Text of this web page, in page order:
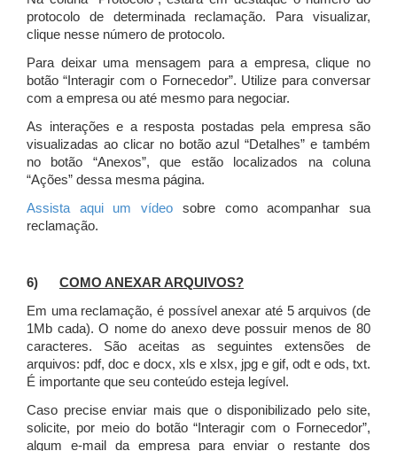
protocolo de determinada reclamação. Para visualizar,
clique nesse número de protocolo.
Para deixar uma mensagem para a empresa, clique no
botão “Interagir com o Fornecedor”. Utilize para conversar
com a empresa ou até mesmo para negociar.
As interações e a resposta postadas pela empresa são
visualizadas ao clicar no botão azul “Detalhes” e também
no botão “Anexos”, que estão localizados na coluna
“Ações” dessa mesma página.
Assista aqui um vídeo sobre como acompanhar sua
reclamação.
6) COMO ANEXAR ARQUIVOS?
Em uma reclamação, é possível anexar até 5 arquivos (de
1Mb cada). O nome do anexo deve possuir menos de 80
caracteres. São aceitas as seguintes extensões de
arquivos: pdf, doc e docx, xls e xlsx, jpg e gif, odt e ods, txt.
É importante que seu conteúdo esteja legível.
Caso precise enviar mais que o disponibilizado pelo site,
solicite, por meio do botão “Interagir com o Fornecedor”,
algum e-mail da empresa para enviar o restante dos